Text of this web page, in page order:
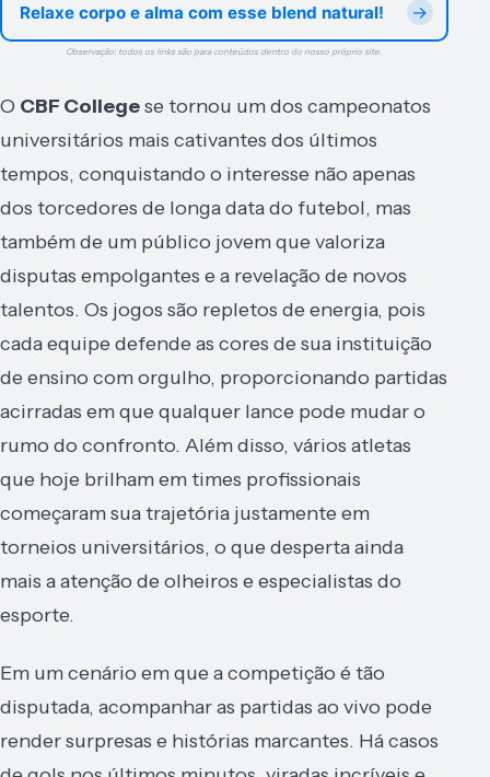
Relaxe corpo e alma com esse blend natural!
Observação: todos os links são para conteúdos dentro do nosso próprio site.
O CBF Collegese tornou um dos campeonatos
universitários mais cativantes dos últimos
tempos, conquistando o interesse não apenas
dos torcedores de longa data do futebol, mas
também de um público jovem que valoriza
disputas empolgantes e a revelação de novos
talentos. Os jogos são repletos de energia, pois
cada equipe defende as cores de sua instituição
de ensino com orgulho, proporcionando partidas
acirradas em que qualquer lance pode mudar o
rumo do confronto. Além disso, vários atletas
que hoje brilham em times profissionais
começaram sua trajetória justamente em
torneios universitários, o que desperta ainda
mais a atenção de olheiros e especialistas do
esporte.
Em um cenário em que a competição é tão
disputada, acompanhar as partidas ao vivo pode
render surpresas e histórias marcantes. Há casos